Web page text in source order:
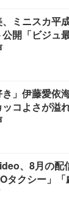
ミニスカ平
開「ビジュ
き」伊藤愛依
コよさが溢
、8月の配
タクシー」